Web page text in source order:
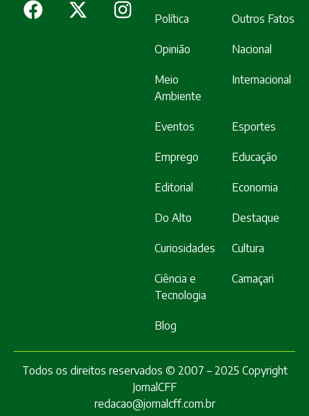
Política Outros Fatos
Opinião Nacional
Meio
Ambiente
Internacional
Eventos Esportes
Emprego Educação
Editorial Economia
Do Alto Destaque
Curiosidades Cultura
Ciência e
Tecnologia
Camaçari
Blog
Todos os direitos reservados © 2007 – 2025 Copyright
JornalCFF
redacao@jornalcff.com.br